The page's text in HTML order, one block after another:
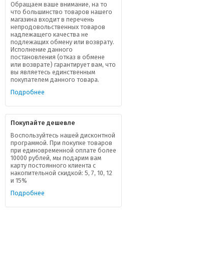
Обращаем ваше внимание, на то
что большинство товаров нашего
магазина входит в перечень
непродовольственных товаров
надлежащего качества не
подлежащих обмену или возврату.
Исполнение данного
постановления (отказ в обмене
или возврате) гарантирует вам, что
вы являетесь единственным
покупателем данного товара.
Подробнее
Покупайте дешевле
Воспользуйтесь нашей дисконтной
программой. При покупке товаров
при единовременной оплате более
10000 рублей, мы подарим вам
карту постоянного клиента с
накопительной скидкой: 5, 7, 10, 12
и 15%
Подробнее